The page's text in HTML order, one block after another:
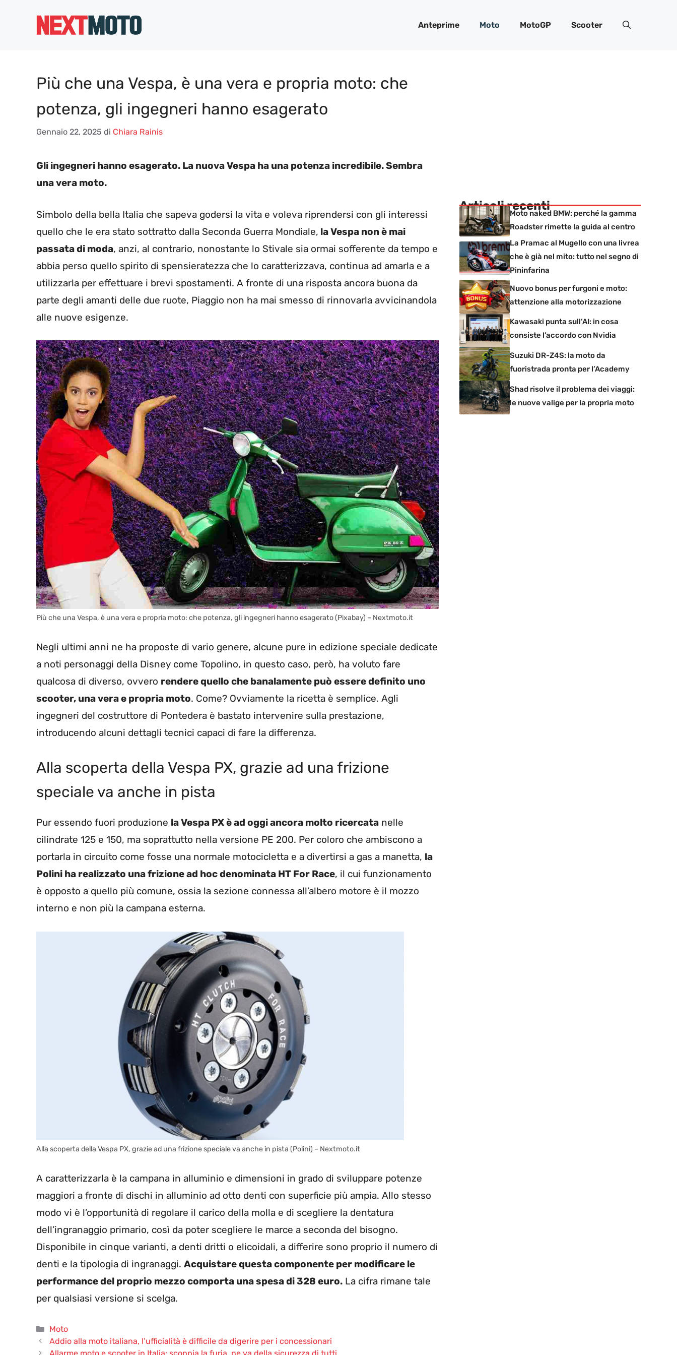
Anteprime Moto MotoGP Scooter
Più che una Vespa, è una vera e propria moto: che
potenza, gli ingegneri hanno esagerato
Gennaio 22, 2025 di Chiara Rainis
Gli ingegneri hanno esagerato. La nuova Vespa ha una potenza incredibile. Sembra
una vera moto.
Simbolo della bella Italia che sapeva godersi la vita e voleva riprendersi con gli interessi
quello che le era stato sottratto dalla Seconda Guerra Mondiale, la Vespa non è mai
passata di moda, anzi, al contrario, nonostante lo Stivale sia ormai sofferente da tempo e
abbia perso quello spirito di spensieratezza che lo caratterizzava, continua ad amarla e a
utilizzarla per effettuare i brevi spostamenti. A fronte di una risposta ancora buona da
parte degli amanti delle due ruote, Piaggio non ha mai smesso di rinnovarla avvicinandola
alle nuove esigenze.
Più che una Vespa, è una vera e propria moto: che potenza, gli ingegneri hanno esagerato (Pixabay) – Nextmoto.it
Negli ultimi anni ne ha proposte di vario genere, alcune pure in edizione speciale dedicate
a noti personaggi della Disney come Topolino, in questo caso, però, ha voluto fare
qualcosa di diverso, ovvero rendere quello che banalamente può essere definito uno
scooter, una vera e propria moto. Come? Ovviamente la ricetta è semplice. Agli
ingegneri del costruttore di Pontedera è bastato intervenire sulla prestazione,
introducendo alcuni dettagli tecnici capaci di fare la differenza.
Alla scoperta della Vespa PX, grazie ad una frizione
speciale va anche in pista
Pur essendo fuori produzione la Vespa PX è ad oggi ancora molto ricercata nelle
cilindrate 125 e 150, ma soprattutto nella versione PE 200. Per coloro che ambiscono a
portarla in circuito come fosse una normale motocicletta e a divertirsi a gas a manetta, la
Polini ha realizzato una frizione ad hoc denominata HT For Race, il cui funzionamento
è opposto a quello più comune, ossia la sezione connessa all’albero motore è il mozzo
interno e non più la campana esterna.
Alla scoperta della Vespa PX, grazie ad una frizione speciale va anche in pista (Polini) – Nextmoto.it
A caratterizzarla è la campana in alluminio e dimensioni in grado di sviluppare potenze
maggiori a fronte di dischi in alluminio ad otto denti con superficie più ampia. Allo stesso
modo vi è l’opportunità di regolare il carico della molla e di scegliere la dentatura
dell’ingranaggio primario, così da poter scegliere le marce a seconda del bisogno.
Disponibile in cinque varianti, a denti dritti o elicoidali, a differire sono proprio il numero di
denti e la tipologia di ingranaggi. Acquistare questa componente per modificare le
performance del proprio mezzo comporta una spesa di 328 euro. La cifra rimane tale
per qualsiasi versione si scelga.
Categorie
Moto
Addio alla moto italiana, l’ufficialità è difficile da digerire per i concessionari
Articoli recenti
Moto naked BMW: perché la gamma
Roadster rimette la guida al centro
La Pramac al Mugello con una livrea
che è già nel mito: tutto nel segno di
Pininfarina
Nuovo bonus per furgoni e moto:
attenzione alla motorizzazione
Kawasaki punta sull’AI: in cosa
consiste l’accordo con Nvidia
Suzuki DR-Z4S: la moto da
fuoristrada pronta per l’Academy
Shad risolve il problema dei viaggi:
le nuove valige per la propria moto